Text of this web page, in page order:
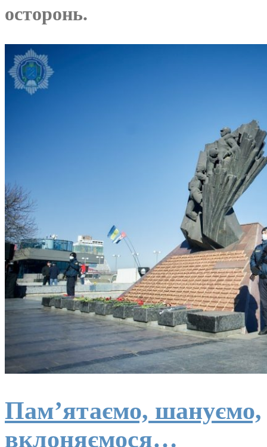
осторонь.
Пам’ятаємо, шануємо,
вклоняємося…